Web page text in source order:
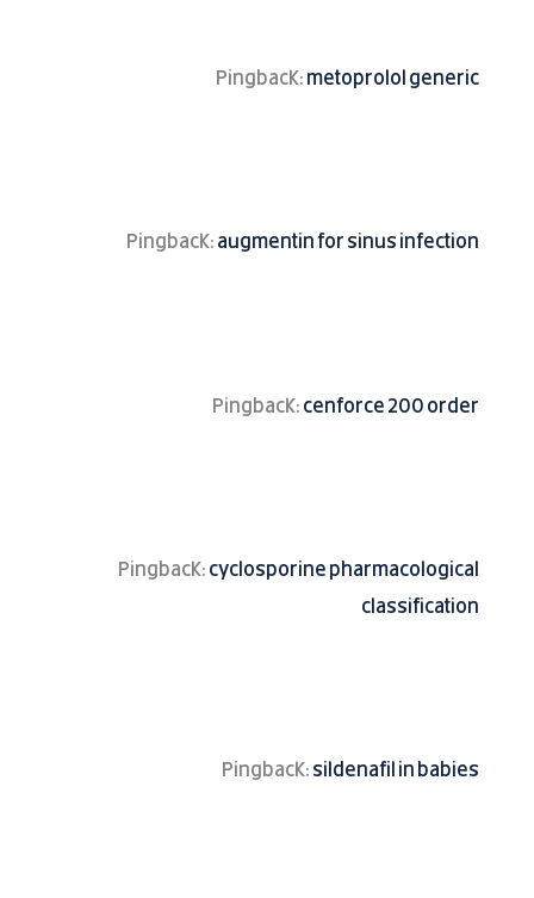
Pingback:metoprolol generic
Pingback:augmentin for sinus infection
Pingback:cenforce 200 order
Pingback:cyclosporine pharmacological
classification
Pingback:sildenafil in babies